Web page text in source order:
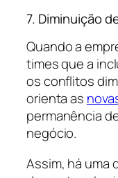
7. Diminuição
Quando a
times que a
os conflitos
orienta as
permanência
negócio.
Assim, há uma